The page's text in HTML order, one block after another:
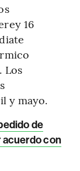
16
Los
y mayo.
de
acuerdo con